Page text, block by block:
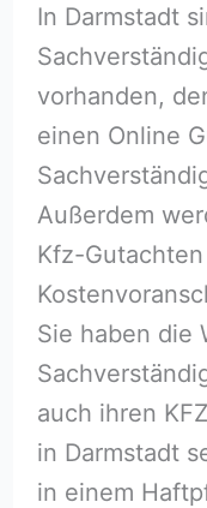
In Darmstadt
vorhanden,
einen Online
Außerdem
Kfz-
Sie haben die
auch ihren
in Darmstadt
in einem